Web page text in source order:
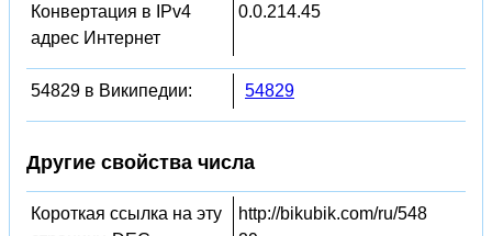
Конвертация в IPv4
адрес Интернет
0.0.214.45
54829 в Википедии: 54829
Другие свойства числа
Короткая ссылка на эту
http://bikubik.com/ru/548